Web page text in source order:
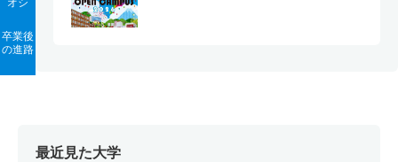
オシ
卒業後
の進路
最近見た大学